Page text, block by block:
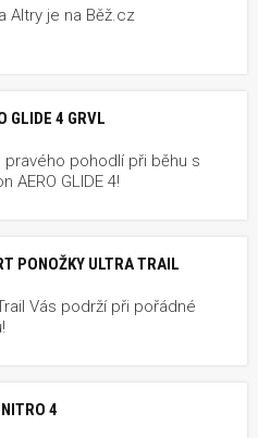
Altry je na Běž.cz
GLIDE 4 GRVL
pravého pohodlí při běhu s
AERO GLIDE 4!
PONOŽKY ULTRA TRAIL
Vás podrží při pořádné
4